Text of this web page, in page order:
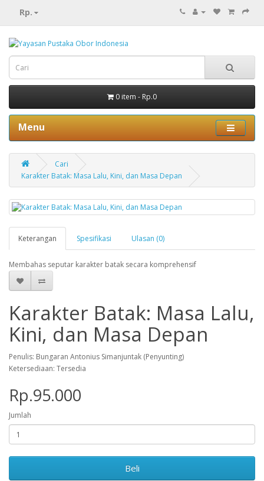
Rp.
0 item - Rp.0
Menu
Cari
Karakter Batak: Masa Lalu, Kini, dan Masa Depan
Keterangan Spesifikasi Ulasan (0)
Membahas seputar karakter batak secara komprehensif
Karakter Batak: Masa Lalu,
Kini, dan Masa Depan
Penulis: Bungaran Antonius Simanjuntak (Penyunting)
Ketersediaan: Tersedia
Rp.95.000
Jumlah
Beli